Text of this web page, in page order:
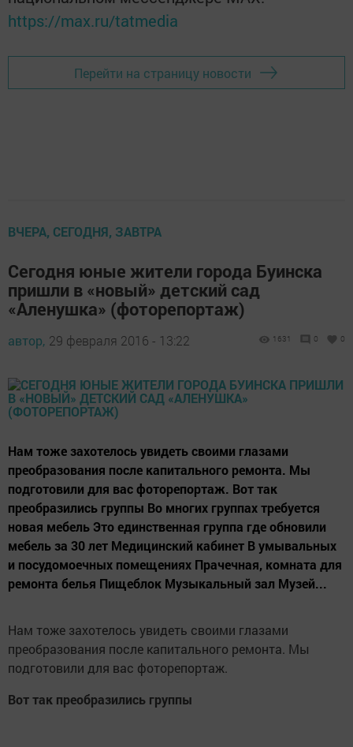
https://max.ru/tatmedia
Перейти на страницу новости
ВЧЕРА, СЕГОДНЯ, ЗАВТРА
Сегодня юные жители города Буинска
пришли в «новый» детский сад
«Аленушка» (фоторепортаж)
автор, 29 февраля 2016 - 13:22 1631 0 0
Нам тоже захотелось увидеть своими глазами
преобразования после капитального ремонта. Мы
подготовили для вас фоторепортаж. Вот так
преобразились группы Во многих группах требуется
новая мебель Это единственная группа где обновили
мебель за 30 лет Медицинский кабинет В умывальных
и посудомоечных помещениях Прачечная, комната для
ремонта белья Пищеблок Музыкальный зал Музей...
Нам тоже захотелось увидеть своими глазами
преобразования после капитального ремонта. Мы
подготовили для вас фоторепортаж.
Вот так преобразились группы